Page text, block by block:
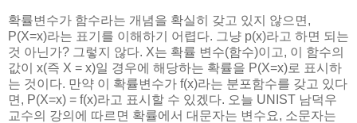
확률변수가 함수라는 개념을 확실히 갖고 있지 않으면,
P(X=x)라는 표기를 이해하기 어렵다. 그냥 p(x)라고 하면 되는
것 아닌가? 그렇지 않다. X는 확률 변수(함수)이고, 이 함수의
값이 x(즉 X = x)일 경우에 해당하는 확률을 P(X=x)로 표시하
는 것이다. 만약 이 확률변수가 f(x)라는 분포함수를 갖고 있다
면, P(X=x) = f(x)라고 표시할 수 있겠다. 오늘 UNIST 남덕우
교수의 강의에 따르면 확률에서 대문자는 변수요, 소문자는